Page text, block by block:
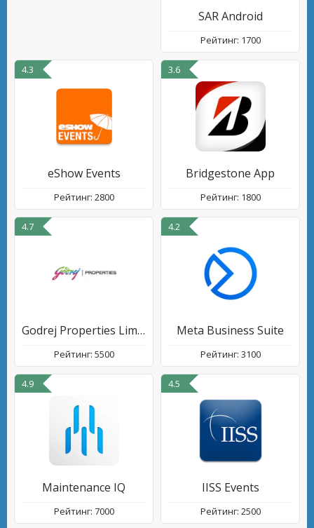
SAR Android
Рейтинг: 1700
4.3
eShow Events
Рейтинг: 2800
3.6
Bridgestone App
Рейтинг: 1800
4.7
Godrej Properties Limited
Рейтинг: 5500
4.2
Meta Business Suite
Рейтинг: 3100
4.9
Maintenance IQ
Рейтинг: 7000
4.5
IISS Events
Рейтинг: 2500